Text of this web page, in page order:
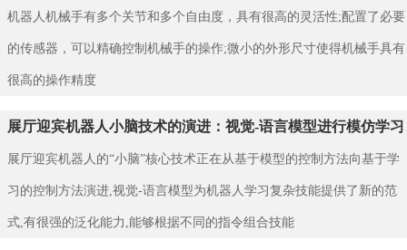
机器人机械手有多个关节和多个自由度，具有很高的灵活性;配置了必要
的传感器，可以精确控制机械手的操作;微小的外形尺寸使得机械手具有
很高的操作精度
展厅迎宾机器人小脑技术的演进：视觉-语言模型进行模仿学习
展厅迎宾机器人的“小脑”核心技术正在从基于模型的控制方法向基于学
习的控制方法演进,视觉-语言模型为机器人学习复杂技能提供了新的范
式,有很强的泛化能力,能够根据不同的指令组合技能